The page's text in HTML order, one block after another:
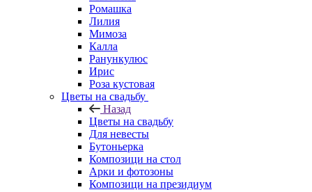
Ромашка
Лилия
Мимоза
Калла
Ранункулюс
Ирис
Роза кустовая
Цветы на свадьбу
Назад
Цветы на свадьбу
Для невесты
Бутоньерка
Композици на стол
Арки и фотозоны
Композици на президиум